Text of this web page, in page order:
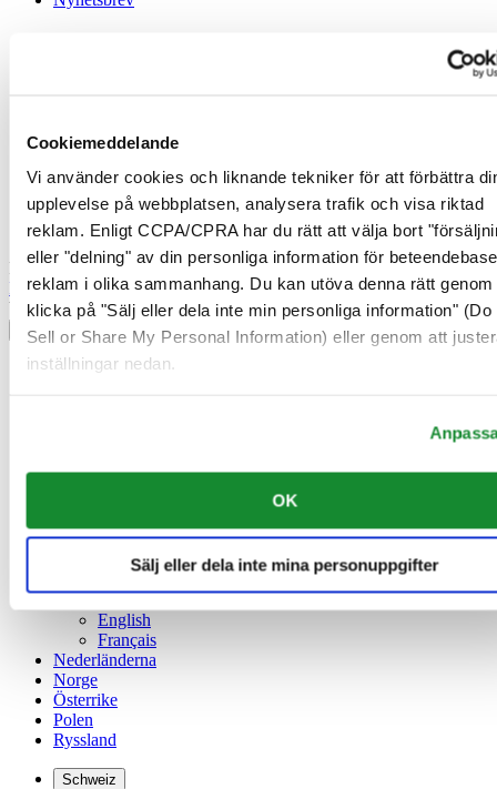
Cookiemeddelande
Vi använder cookies och liknande tekniker för att förbättra
upplevelse på webbplatsen, analysera trafik och visa riktad
reklam. Enligt CCPA/CPRA har du rätt att välja bort
eller "delning" av din personliga information för
reklam i olika sammanhang. Du kan utöva denna rätt genom
klicka på "Sälj eller dela inte min personliga information" (Do
Sell or Share My Personal Information) eller genom att
inställningar nedan.
OK
Sälj eller dela inte mina personuppgifter
Cookiemeddelande
Försäljningsvillkor
Ångerrätt / Frånträde av avtal
Gå med i Certina Klubben
Registrera dig för att få exklusiv information
Bli medlem
Välj land/region
Språkväljare
Belgien
France
English
简体中文
Luxemburg
English
Français
Nederländerna
Norge
Österrike
Polen
Ryssland
Schweiz